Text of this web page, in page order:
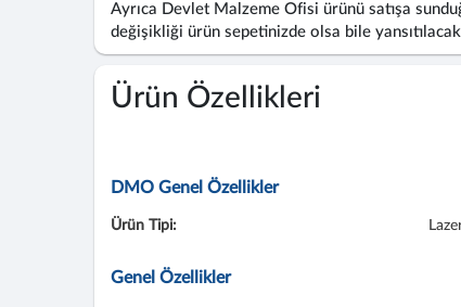
Ayrıca Devlet Malzeme Ofisi ürünü satışa
değişikliği ürün sepetinizde olsa bile
Ürün Özellikleri
DMO Genel Özellikler
Ürün Tipi:
Genel Özellikler